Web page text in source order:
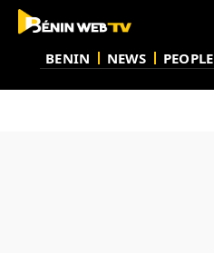
BENIN NEWS PEOPLE